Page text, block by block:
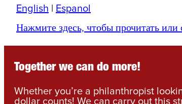
English
Espanol
Нажмите здесь, чтобы прочитать или
Together we can do more!
Whether you’re a philanthropist
dollar counts! We can carry out this